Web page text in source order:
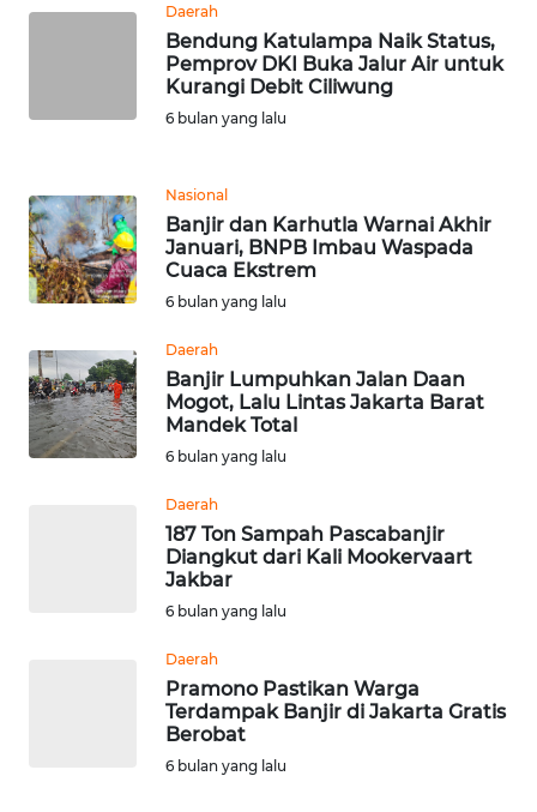
Daerah
Bendung Katulampa Naik Status,
Pemprov DKI Buka Jalur Air untuk
Kurangi Debit Ciliwung
6 bulan yang lalu
Nasional
Banjir dan Karhutla Warnai Akhir
Januari, BNPB Imbau Waspada
Cuaca Ekstrem
6 bulan yang lalu
Daerah
Banjir Lumpuhkan Jalan Daan
Mogot, Lalu Lintas Jakarta Barat
Mandek Total
6 bulan yang lalu
Daerah
187 Ton Sampah Pascabanjir
Diangkut dari Kali Mookervaart
Jakbar
6 bulan yang lalu
Daerah
Pramono Pastikan Warga
Terdampak Banjir di Jakarta Gratis
Berobat
6 bulan yang lalu
INDEKS
BERITA
KONTAK
INFO
IKLAN